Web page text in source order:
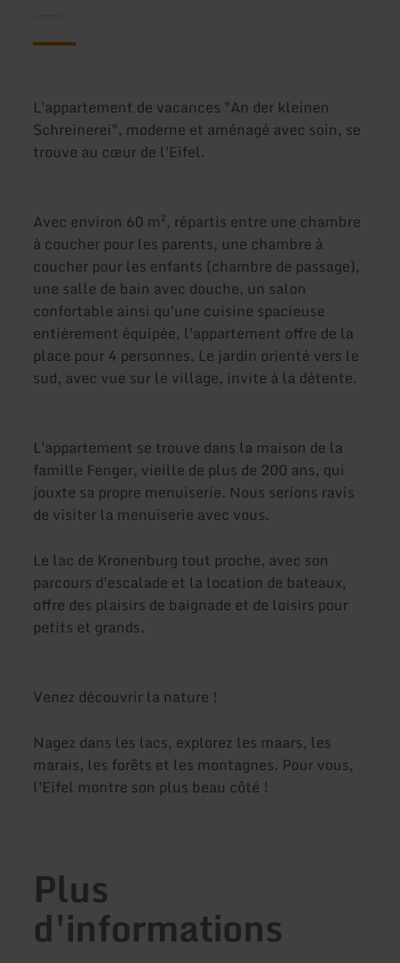
L'appartement de vacances "An der kleinen
Schreinerei", moderne et aménagé avec soin, se
trouve au cœur de l'Eifel.
Avec environ 60 m², répartis entre une chambre
à coucher pour les parents, une chambre à
coucher pour les enfants (chambre de passage),
une salle de bain avec douche, un salon
confortable ainsi qu'une cuisine spacieuse
entièrement équipée, l'appartement offre de la
place pour 4 personnes. Le jardin orienté vers le
sud, avec vue sur le village, invite à la détente.
L'appartement se trouve dans la maison de la
famille Fenger, vieille de plus de 200 ans, qui
jouxte sa propre menuiserie. Nous serions ravis
de visiter la menuiserie avec vous.
Le lac de Kronenburg tout proche, avec son
parcours d'escalade et la location de bateaux,
offre des plaisirs de baignade et de loisirs pour
petits et grands.
Venez découvrir la nature !
Nagez dans les lacs, explorez les maars, les
marais, les forêts et les montagnes. Pour vous,
l'Eifel montre son plus beau côté !
Plus
d'informations